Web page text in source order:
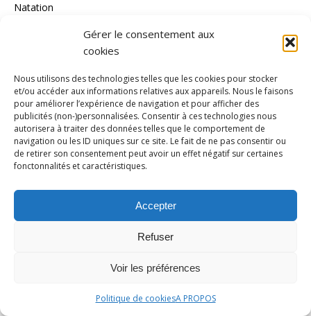
Gérer le consentement aux
cookies
Nous utilisons des technologies telles que les cookies pour stocker
et/ou accéder aux informations relatives aux appareils. Nous le faisons
pour améliorer l’expérience de navigation et pour afficher des
publicités (non-)personnalisées. Consentir à ces technologies nous
autorisera à traiter des données telles que le comportement de
navigation ou les ID uniques sur ce site. Le fait de ne pas consentir ou
de retirer son consentement peut avoir un effet négatif sur certaines
fonctonnalités et caractéristiques.
Accepter
Refuser
Voir les préférences
Politique de cookiesA PROPOS
Natation
Présentation
Raid
RC Lens
Rétro
rugby
Sports d'Hiver